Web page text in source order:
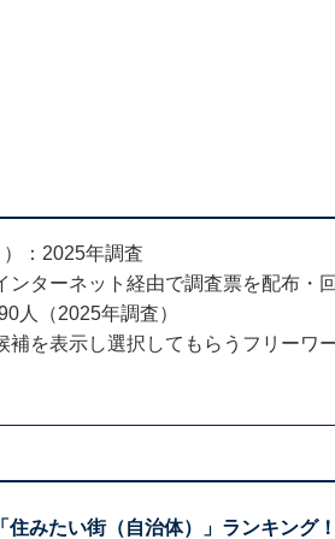
：2025年調査
ターネット経由で調査票を配布・
人（2025年調査）
を表示し選択してもらうフリーワ
住みたい街（自治体）」ランキング